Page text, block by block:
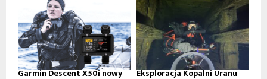
Garmin Descent X50i nowy Eksploracja Kopalni Uranu